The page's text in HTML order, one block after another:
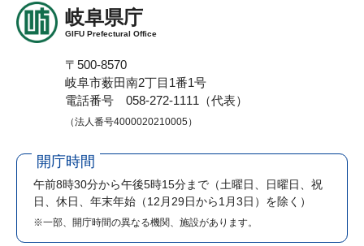
岐阜県庁
GIFU Prefectural Office
〒500-8570
岐阜市薮田南2丁目1番1号
電話番号 058-272-1111（代表）
（法人番号4000020210005）
開庁時間
午前8時30分から午後5時15分まで （土曜日、日曜日、祝
日、休日、年末年始（12月29日から1月3日）を除く）
※一部、開庁時間の異なる機関、施設があります。